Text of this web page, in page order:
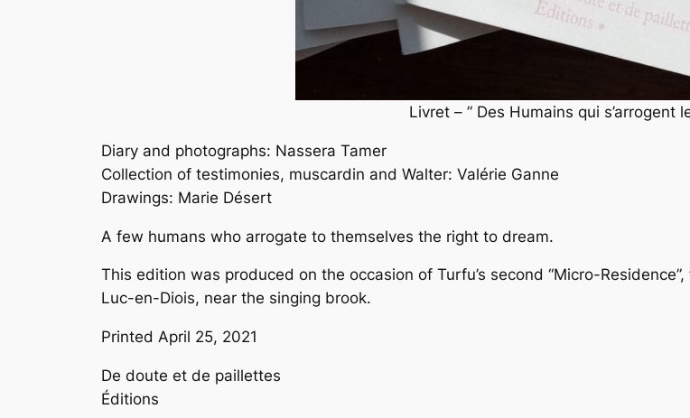
Livret – ” Des Humains qui s’arrogent
Diary and photographs: Nassera Tamer
Collection of testimonies, muscardin and Walter: Valérie Ganne
Drawings: Marie Désert
A few humans who arrogate to themselves the right to dream.
This edition was produced on the occasion of Turfu’s second “Micro-
Luc-en-Diois, near the singing brook.
Printed April 25, 2021
De doute et de paillettes
Éditions